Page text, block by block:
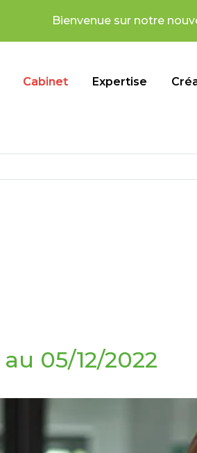
notre nouveau site !
Cabinet Expertise
05/12/2022